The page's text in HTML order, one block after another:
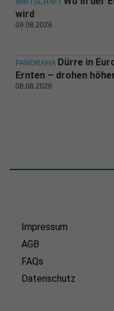
WIRTSCHAFT
wird
09.08.2026
PANORAMA Dürre in
Ernten – drohen
08.08.2026
Impressum
AGB
FAQs
Datenschutz